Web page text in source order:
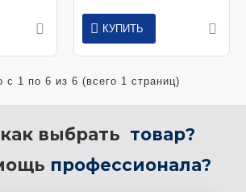
КУПИТЬ
с 1 по 6 из 6 (всего 1 страниц)
выбрать товар?
профессионала?